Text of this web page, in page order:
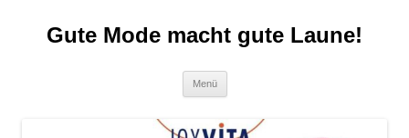
springenGute Mode macht gute Laune!
Menü